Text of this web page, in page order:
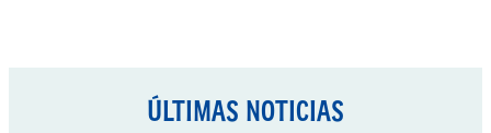
ÚLTIMAS NOTICIAS